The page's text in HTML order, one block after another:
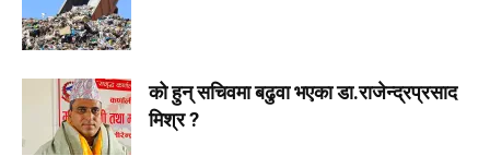
को हुन् सचिवमा बढुवा भएका डा.राजेन्द्रप्रसाद
मिश्र ?